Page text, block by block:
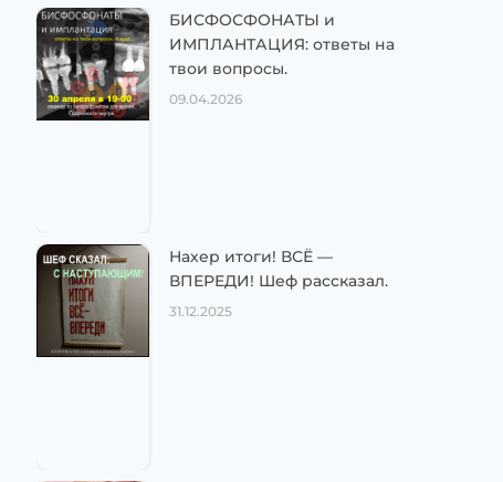
БИСФОСФОНАТЫ и
ИМПЛАНТАЦИЯ: ответы на
твои вопросы.
09.04.2026
Нахер итоги! ВСЁ —
ВПЕРЕДИ! Шеф рассказал.
31.12.2025